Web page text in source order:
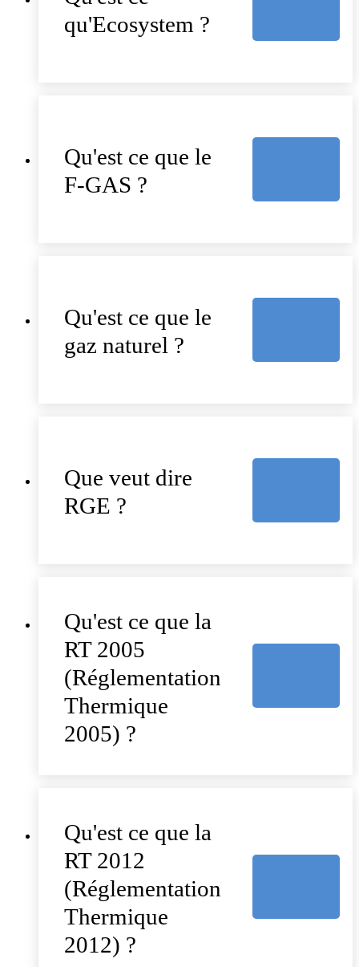
qu'Ecosystem ?
Qu'est ce que le
F-GAS ?
Qu'est ce que le
gaz naturel ?
Que veut dire
RGE ?
Qu'est ce que la
RT 2005
(Réglementation
Thermique
2005) ?
Qu'est ce que la
RT 2012
(Réglementation
Thermique
2012) ?